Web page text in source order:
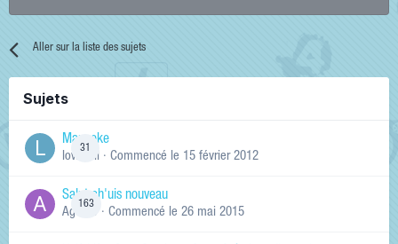
Aller sur la liste des sujets
Sujets
31
Manneke
lowskill · Commencé le 15 février 2012
163
Salut ch'uis nouveau
Ag0Nie · Commencé le 26 mai 2015